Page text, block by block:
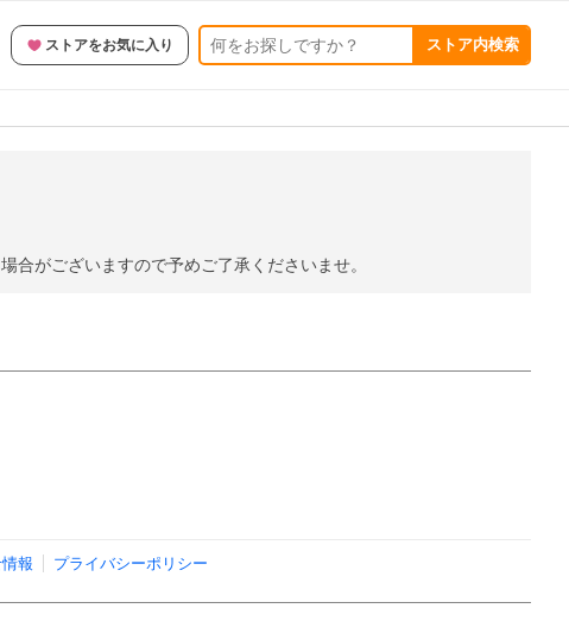
ストアをお気に入り ストア内検索
がございますので予めご了承くださいませ。
報 プライバシーポリシー